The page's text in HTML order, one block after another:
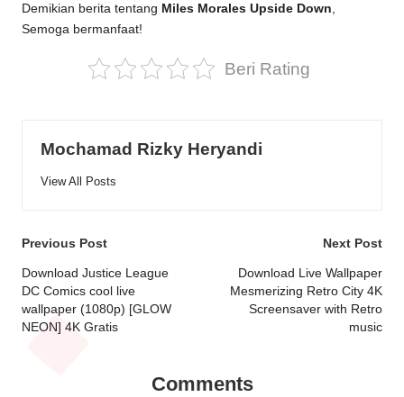
Demikian berita tentang Miles Morales Upside Down
Semoga bermanfaat!
Beri Rating
Mochamad Rizky Heryandi
View All Posts
Post
navigation
Previous Post
Download Justice League
DC Comics cool live
wallpaper (1080p) [GLOW
NEON] 4K Gratis
Next Post
Download Live Wallpaper
Mesmerizing Retro City 4K
Screensaver with Retro
music
Comments